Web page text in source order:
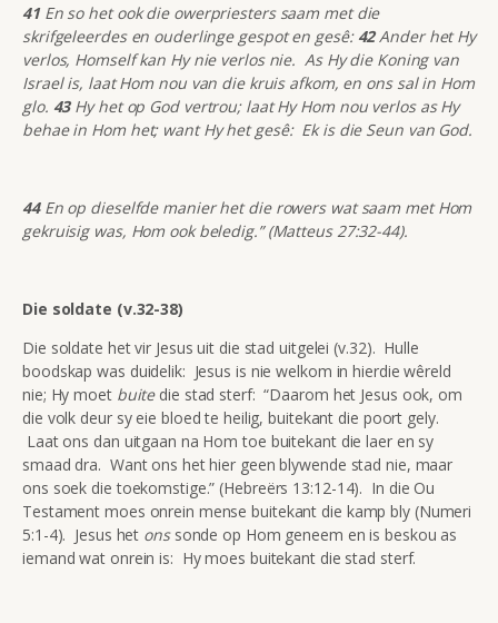
41En so het ook die owerpriesters saam met die
skrifgeleerdes en ouderlinge gespot en gesê: 42Ander het Hy
verlos, Homself kan Hy nie verlos nie. As Hy die Koning van
Israel is, laat Hom nou van die kruis afkom, en ons sal in Hom
glo. 43Hy het op God vertrou; laat Hy Hom nou verlos as Hy
behae in Hom het; want Hy het gesê: Ek is die Seun van God.
44En op dieselfde manier het die rowers wat saam met Hom
gekruisig was, Hom ook beledig.” (Matteus 27:32-44).
Die soldate (v.32-38)
Die soldate het vir Jesus uit die stad uitgelei (v.32). Hulle
boodskap was duidelik: Jesus is nie welkom in hierdie wêreld
nie; Hy moet buitedie stad sterf: “Daarom het Jesus ook, om
die volk deur sy eie bloed te heilig, buitekant die poort gely.
Laat ons dan uitgaan na Hom toe buitekant die laer en sy
smaad dra. Want ons het hier geen blywende stad nie, maar
ons soek die toekomstige.” (Hebreërs 13:12-14). In die Ou
Testament moes onrein mense buitekant die kamp bly (Numeri
5:1-4). Jesus het onssonde op Hom geneem en is beskou as
iemand wat onrein is: Hy moes buitekant die stad sterf.